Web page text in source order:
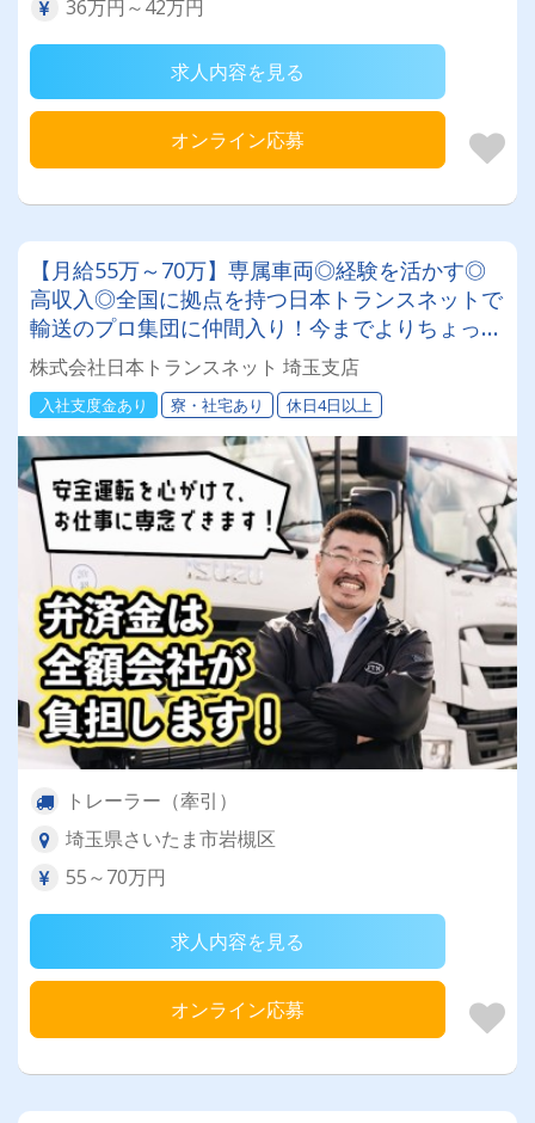
36万円～42万円
求人内容を見る
オンライン応募
【月給55万～70万】専属車両◎経験を活かす◎
高収入◎全国に拠点を持つ日本トランスネットで
輸送のプロ集団に仲間入り！今までよりちょっと
リッチな生活を手に入れませんか？
株式会社日本トランスネット 埼玉支店
入社支度金あり 寮・社宅あり 休日4日以上
トレーラー（牽引）
埼玉県さいたま市岩槻区
55～70万円
求人内容を見る
オンライン応募